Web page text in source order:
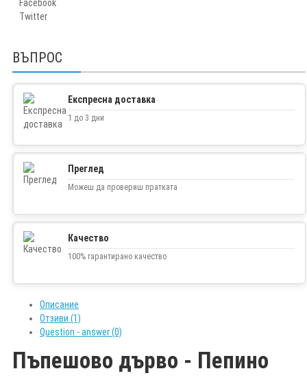
Facebook
Twitter
ВЪПРОС
Експресна доставка
1 до 3 дни
Преглед
Можеш да провериш пратката
Качество
100% гарантирано качество
Описание
Отзиви (1)
Question - answer (0)
Пъпешово дърво - Пепино